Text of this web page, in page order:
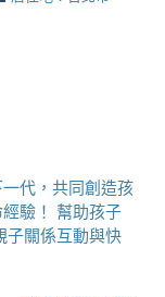
代，共同創造孩
驗！ 幫助孩子
子關係互動與快